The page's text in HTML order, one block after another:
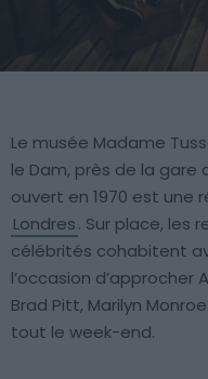
Le musée Madame
le Dam, près de la gare
ouvert en 1970 est une
Londres. Sur place, les
célébrités cohabitent
l’occasion d’approcher
Brad Pitt, Marilyn
tout le week-end.